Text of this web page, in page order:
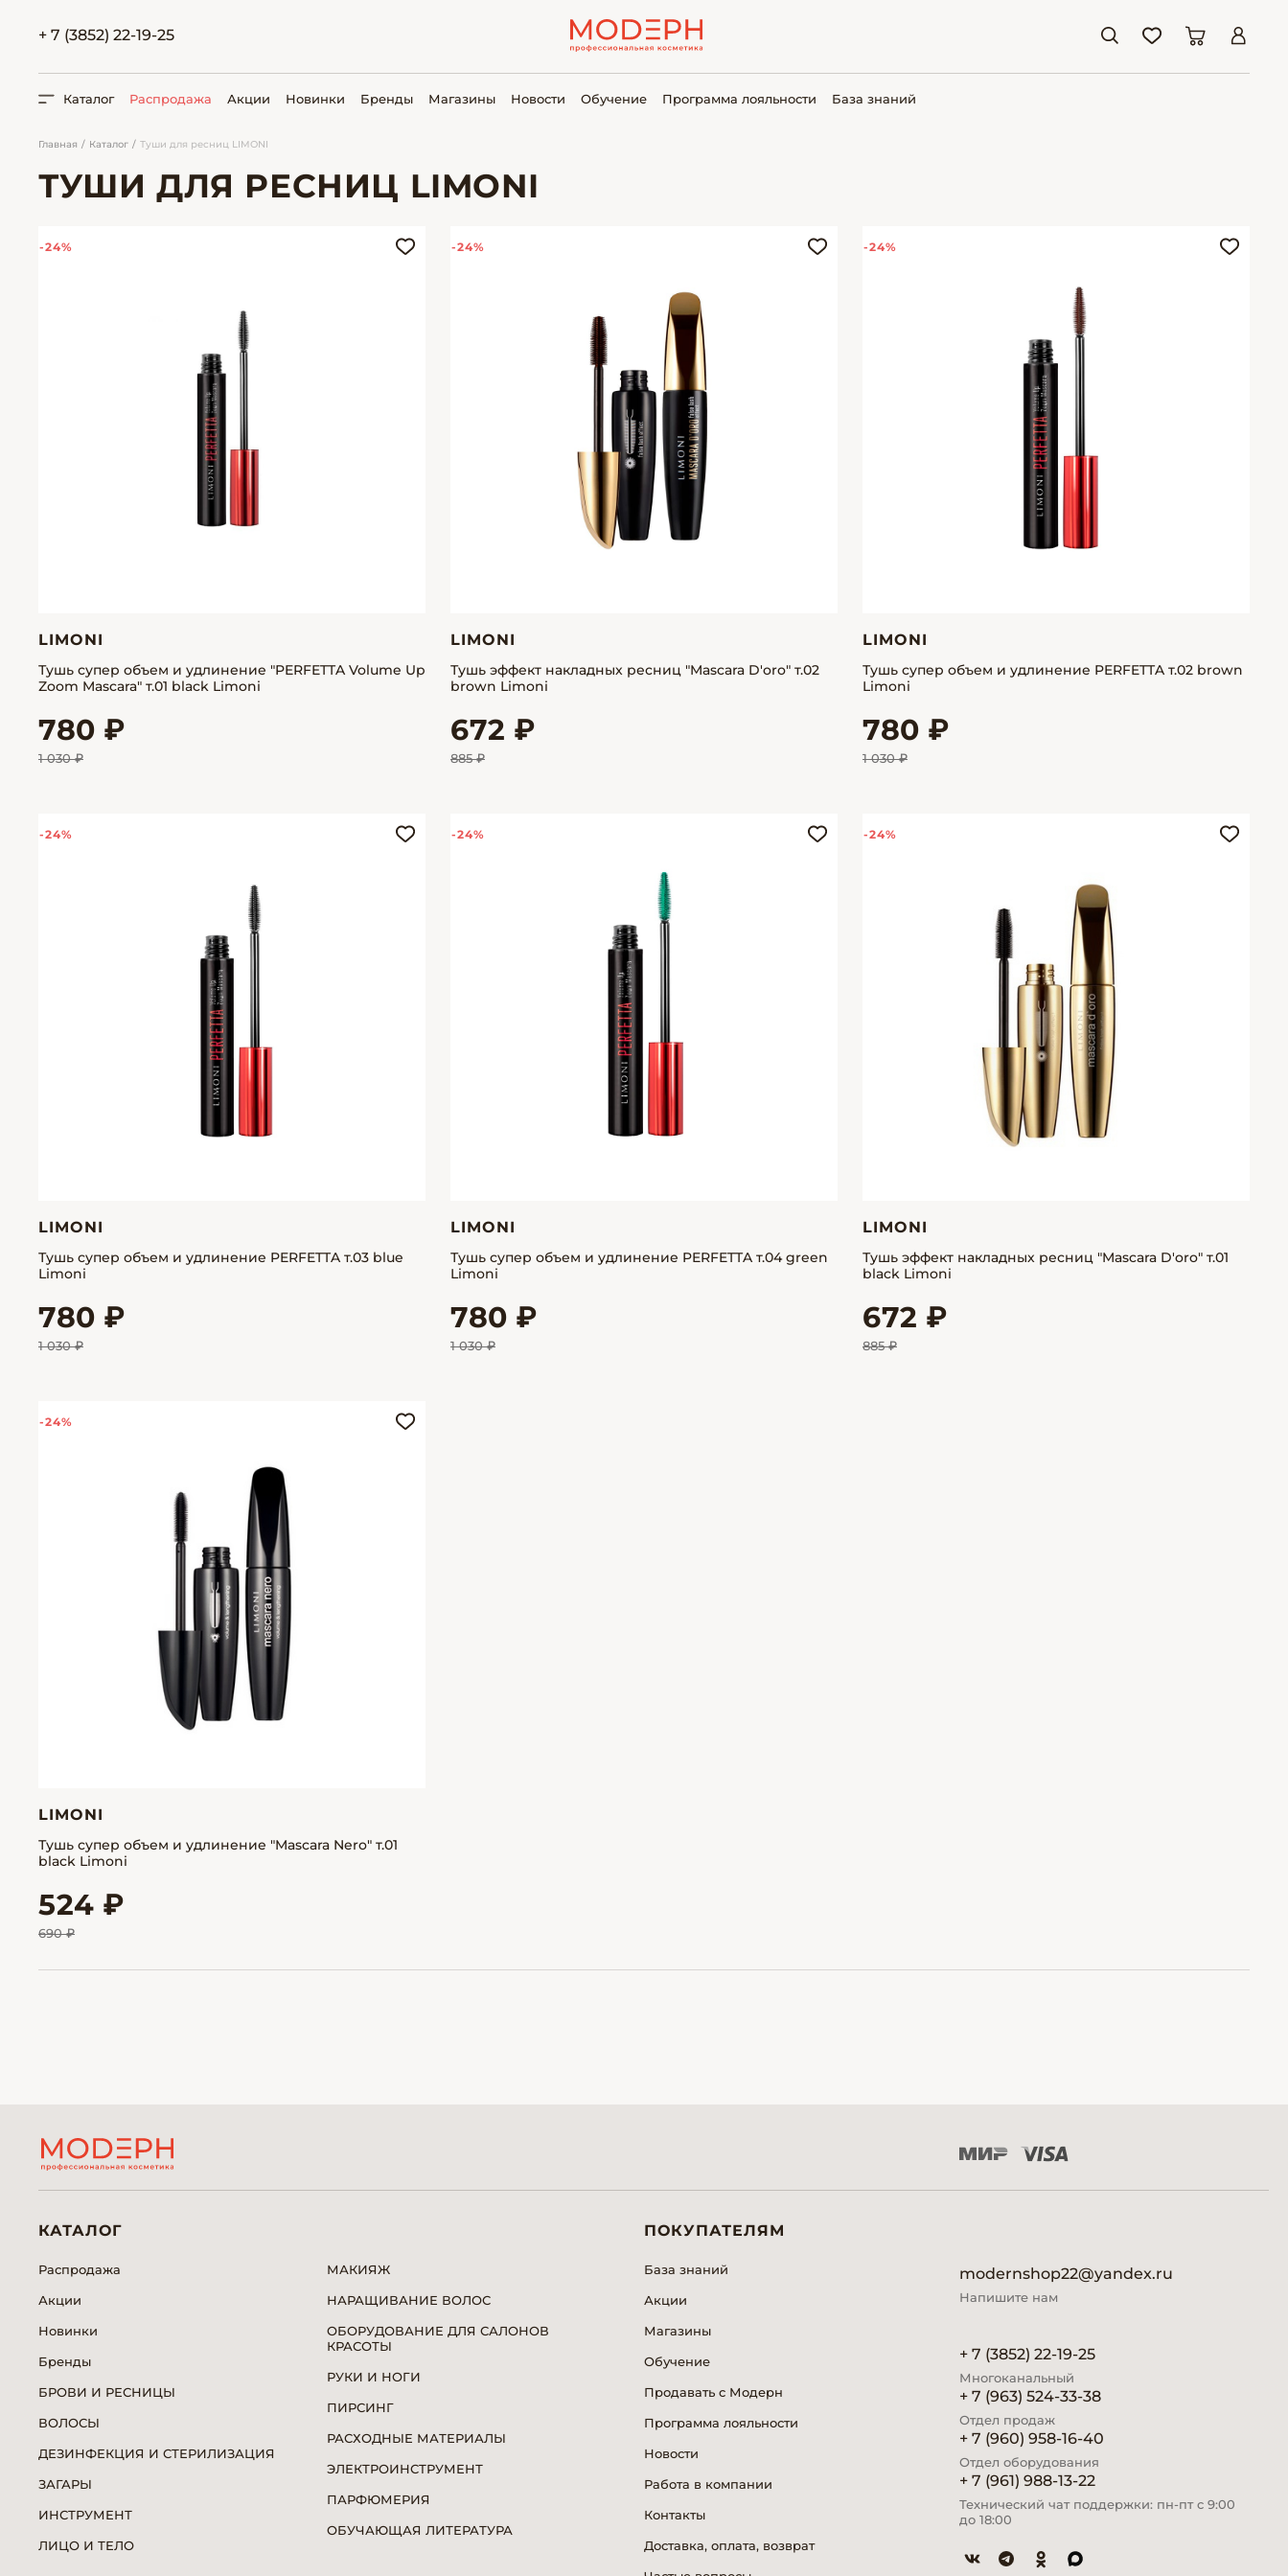
+ 7 (3852) 22-19-25
ПОИСК
Каталог Распродажа Акции Новинки Бренды Магазины Новости Обучение Программа лояльности База знаний
Главная Каталог Туши для ресниц LIMONI
ТУШИ ДЛЯ РЕСНИЦ LIMONI
-24%
LIMONI
Тушь супер объем и удлинение "PERFETTA Volume Up
Zoom Mascara" т.01 black Limoni
780 ₽
1 030 ₽
-24%
LIMONI
Тушь эффект накладных ресниц "Mascara D'oro" т.02
brown Limoni
672 ₽
885 ₽
-24%
LIMONI
Тушь супер объем и удлинение PERFETTA т.02 brown
Limoni
780 ₽
1 030 ₽
-24%
LIMONI
Тушь супер объем и удлинение PERFETTA т.03 blue
Limoni
780 ₽
1 030 ₽
-24%
LIMONI
Тушь супер объем и удлинение PERFETTA т.04 green
Limoni
780 ₽
1 030 ₽
-24%
LIMONI
Тушь эффект накладных ресниц "Mascara D'oro" т.01
black Limoni
672 ₽
885 ₽
-24%
LIMONI
Тушь супер объем и удлинение "Mascara Nero" т.01
black Limoni
524 ₽
690 ₽
modernshop22@yandex.ru
Напишите нам
+ 7 (3852) 22-19-25
Многоканальный
+ 7 (963) 524-33-38
Отдел продаж
+ 7 (960) 958-16-40
Отдел оборудования
+ 7 (961) 988-13-22
Технический чат поддержки: пн-пт с 9:00
до 18:00
КАТАЛОГ
Распродажа
Акции
Новинки
Бренды
БРОВИ И РЕСНИЦЫ
ВОЛОСЫ
ДЕЗИНФЕКЦИЯ И СТЕРИЛИЗАЦИЯ
ЗАГАРЫ
ИНСТРУМЕНТ
ЛИЦО И ТЕЛО
МАКИЯЖ
НАРАЩИВАНИЕ ВОЛОС
ОБОРУДОВАНИЕ ДЛЯ САЛОНОВ
КРАСОТЫ
РУКИ И НОГИ
ПИРСИНГ
РАСХОДНЫЕ МАТЕРИАЛЫ
ЭЛЕКТРОИНСТРУМЕНТ
ПАРФЮМЕРИЯ
ОБУЧАЮЩАЯ ЛИТЕРАТУРА
ПОКУПАТЕЛЯМ
База знаний
Акции
Магазины
Обучение
Продавать с Модерн
Программа лояльности
Новости
Работа в компании
Контакты
Доставка, оплата, возврат